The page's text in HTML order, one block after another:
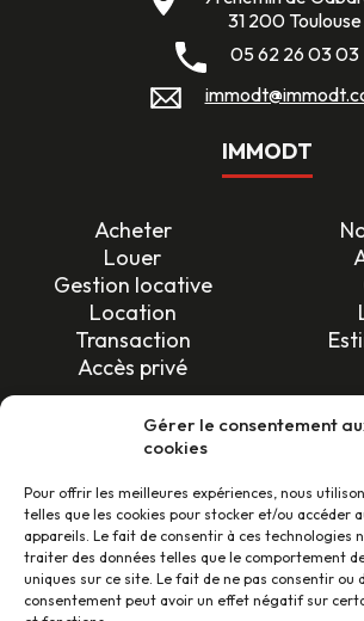
Gérer le consentement
cookies
Pour offrir les meilleures expériences, nous
telles que les cookies pour stocker et/ou accéder
appareils. Le fait de consentir à ces technologies
traiter des données telles que le comportement
uniques sur ce site. Le fait de ne pas consentir ou
consentement peut avoir un effet négatif sur
31 200 Toulouse
05 62 26 03 03
IMMODT
Acheter
Louer
Gestion locative
Location
Transaction
Accès privé
SUIVEZ-NOUS !
LES AVIS CLIENTS